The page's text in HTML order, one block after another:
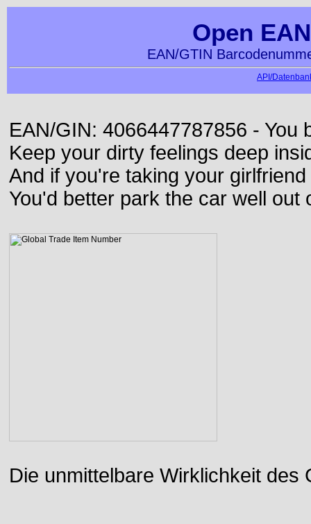
Open
EAN/GTIN
API/
EAN/GIN: 4066447787856 - You
Keep your dirty feelings deep
And if you're taking your
You'd better park the car well out
Die unmittelbare Wirklichkeit des